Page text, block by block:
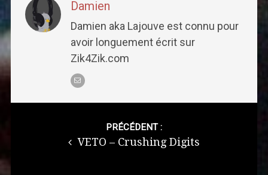
Damien
Damien aka Lajouve est connu pour
avoir longuement écrit sur
Zik4Zik.com
PRÉCÉDENT :
VETO – Crushing Digits